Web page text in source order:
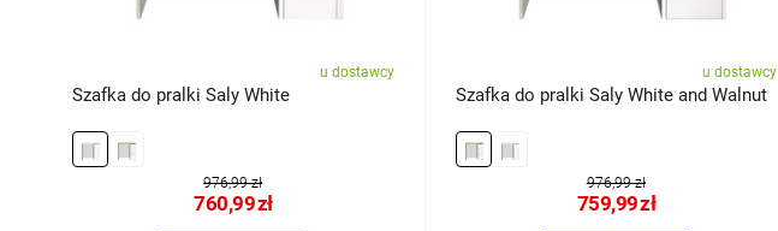
u dostawcy
Szafka do pralki Saly White
976,99 zł
760,99zł
u dostawcy
Szafka do pralki Saly White and Walnut
976,99 zł
759,99zł